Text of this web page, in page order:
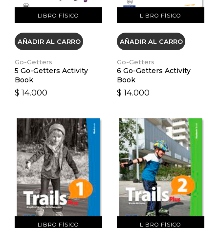
LIBRO FÍSICO
AÑADIR AL CARRO
Go-Getters
5 Go-Getters Activity
Book
$ 14.000
LIBRO FÍSICO
AÑADIR AL CARRO
Go-Getters
6 Go-Getters Activity
Book
$ 14.000
LIBRO FÍSICO
VER DETALLES
LIBRO FÍSICO
VER DETALLES